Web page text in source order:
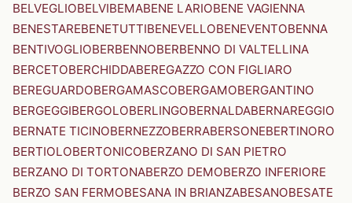
BELVEGLIOBELVIBEMABENE LARIOBENE VAGIENNA
BENESTAREBENETUTTIBENEVELLOBENEVENTOBENNA
BENTIVOGLIOBERBENNOBERBENNO DI VALTELLINA
BERCETOBERCHIDDABEREGAZZO CON FIGLIARO
BEREGUARDOBERGAMASCOBERGAMOBERGANTINO
BERGEGGIBERGOLOBERLINGOBERNALDABERNAREGGIO
BERNATE TICINOBERNEZZOBERRABERSONEBERTINORO
BERTIOLOBERTONICOBERZANO DI SAN PIETRO
BERZANO DI TORTONABERZO DEMOBERZO INFERIORE
BERZO SAN FERMOBESANA IN BRIANZABESANOBESATE